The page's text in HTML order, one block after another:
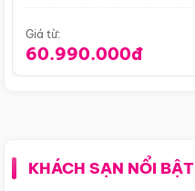
Giá từ:
60.990.000đ
KHÁCH SẠN NỔI BẬT